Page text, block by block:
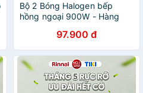
Bộ 2 Bóng Halogen bếp
hồng ngoại 900W - Hàng
97.900 đ